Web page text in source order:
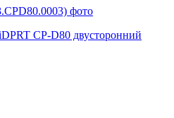
CP-D80 двусторонний